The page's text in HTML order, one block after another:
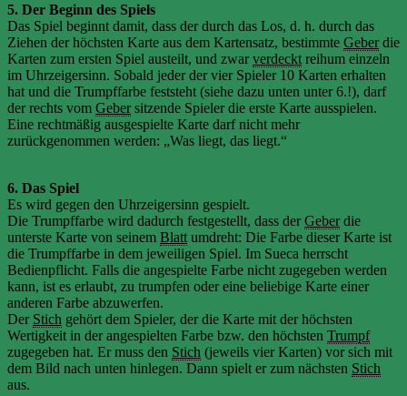
5. Der Beginn des Spiels
Das Spiel beginnt damit, dass der durch das Los, d. h. durch das
Ziehen der höchsten Karte aus dem Kartensatz, bestimmte Geberdie
Karten zum ersten Spiel austeilt, und zwarverdeckt reihum einzeln
im Uhrzeigersinn. Sobald jeder der vier Spieler 10 Karten erhalten
hat und die Trumpffarbe feststeht (siehe dazu unten unter 6.!), darf
der rechts vom Gebersitzende Spieler die erste Karte ausspielen.
Eine rechtmäßig ausgespielte Karte darf nicht mehr
zurückgenommen werden: „Was liegt, das liegt.“
6. Das Spiel
Es wird gegen den Uhrzeigersinn gespielt.
Die Trumpffarbe wird dadurch festgestellt, dass derGeberdie
unterste Karte von seinem Blatt umdreht: Die Farbe dieser Karte ist
die Trumpffarbe in dem jeweiligen Spiel. Im Sueca herrscht
Bedienpflicht. Falls die angespielte Farbe nicht zugegeben werden
kann, ist es erlaubt, zu trumpfen oder eine beliebige Karte einer
anderen Farbe abzuwerfen.
Der Stich gehört dem Spieler, der die Karte mit der höchsten
Wertigkeit in der angespielten Farbe bzw. den höchsten Trumpf
zugegeben hat. Er muss den Stich (jeweils vier Karten) vor sich mit
dem Bild nach unten hinlegen. Dann spielt er zum nächsten Stich
aus.